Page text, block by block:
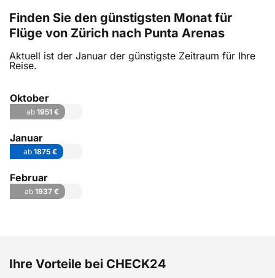
Finden Sie den günstigsten Monat für
Flüge von Zürich nach Punta Arenas
Aktuell ist der Januar der günstigste Zeitraum für Ihre
Reise.
Oktober
ab 1951 €
Januar
ab1875 €
Februar
ab 1937 €
Ihre Vorteile bei CHECK24